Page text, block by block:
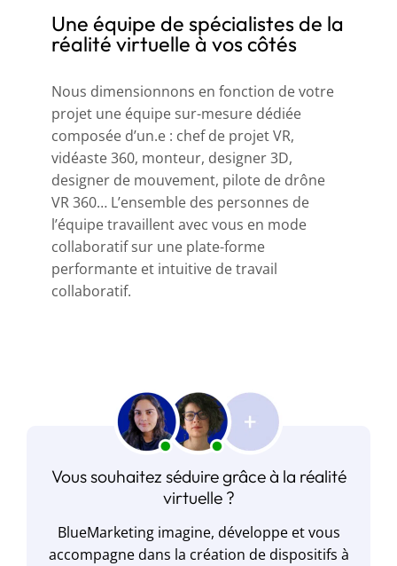
Une équipe de spécialistes de la
réalité virtuelle à vos côtés
Nous dimensionnons en fonction de votre
projet une équipe sur-mesure dédiée
composée d’un.e : chef de projet VR,
vidéaste 360, monteur, designer 3D,
designer de mouvement, pilote de drône
VR 360… L’ensemble des personnes de
l’équipe travaillent avec vous en mode
collaboratif sur une plate-forme
performante et intuitive de travail
collaboratif.
Vous souhaitez séduire grâce à la réalité
virtuelle ?
BlueMarketing imagine, développe et vous
accompagne dans la création de dispositifs à